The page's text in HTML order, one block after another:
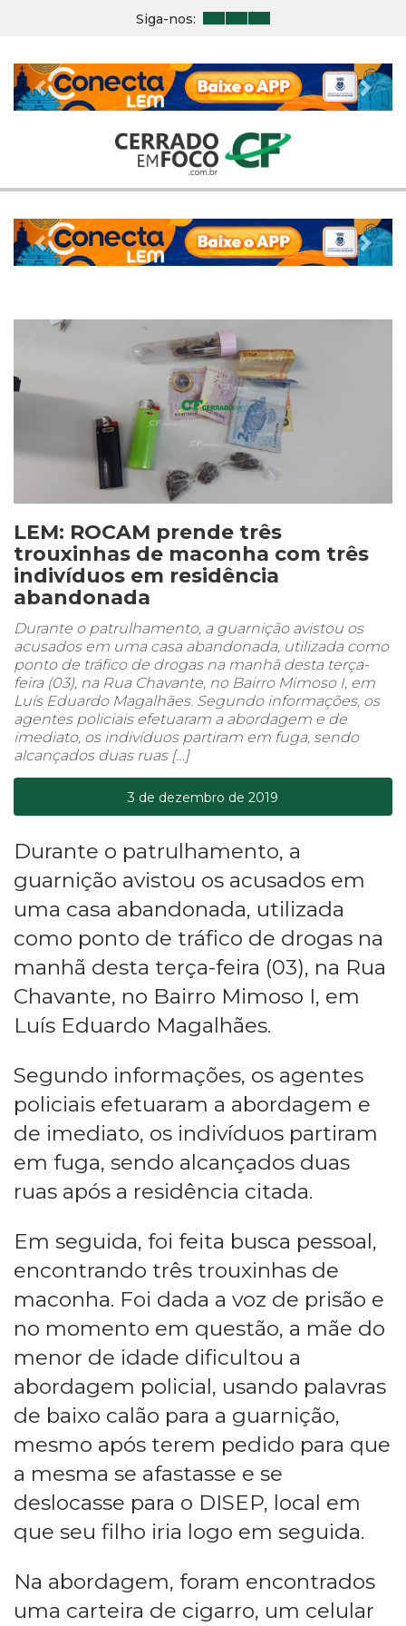
Siga-nos:
Previous Next
Previous Next
LEM: ROCAM prende três
trouxinhas de maconha com três
indivíduos em residência
abandonada
Durante o patrulhamento, a guarnição avistou os
acusados em uma casa abandonada, utilizada como
ponto de tráfico de drogas na manhã desta terça-
feira (03), na Rua Chavante, no Bairro Mimoso I, em
Luís Eduardo Magalhães. Segundo informações, os
agentes policiais efetuaram a abordagem e de
imediato, os indivíduos partiram em fuga, sendo
alcançados duas ruas […]
3 de dezembro de 2019
Durante o patrulhamento, a
guarnição avistou os acusados em
uma casa abandonada, utilizada
como ponto de tráfico de drogas na
manhã desta terça-feira (03), na Rua
Chavante, no Bairro Mimoso I, em
Luís Eduardo Magalhães.
Segundo informações, os agentes
policiais efetuaram a abordagem e
de imediato, os indivíduos partiram
em fuga, sendo alcançados duas
ruas após a residência citada.
Em seguida, foi feita busca pessoal,
encontrando três trouxinhas de
maconha. Foi dada a voz de prisão e
no momento em questão, a mãe do
menor de idade dificultou a
abordagem policial, usando palavras
de baixo calão para a guarnição,
mesmo após terem pedido para que
a mesma se afastasse e se
deslocasse para o DISEP, local em
que seu filho iria logo em seguida.
Na abordagem, foram encontrados
uma carteira de cigarro, um celular